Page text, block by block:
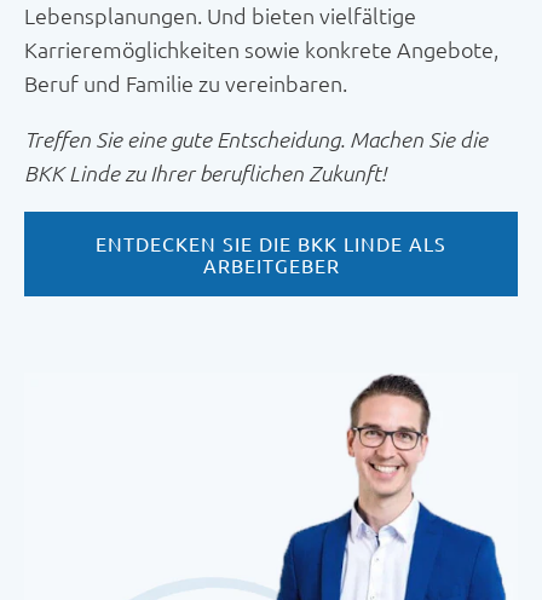
Lebensplanungen. Und bieten vielfältige
Karrieremöglichkeiten sowie konkrete Angebote,
Beruf und Familie zu vereinbaren.
Treffen Sie eine gute Entscheidung. Machen Sie die
BKK Linde zu Ihrer beruflichen Zukunft!
ENTDECKEN SIE DIE BKK LINDE ALS
ARBEITGEBER